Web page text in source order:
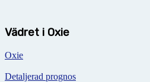
Vädret i Oxie
Oxie
Detaljerad prognos